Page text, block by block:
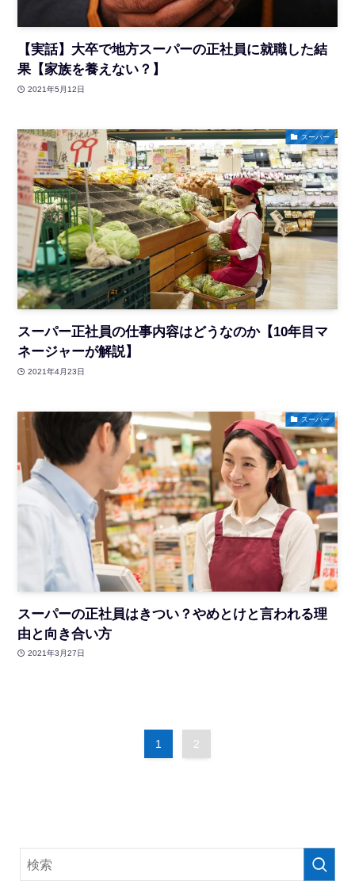
【実話】大卒で地方スーパーの正社員に就職した結
果【家族を養えない？】
2021年5月12日
スーパー
スーパー正社員の仕事内容はどうなのか【10年目マ
ネージャーが解説】
2021年4月23日
スーパー
スーパーの正社員はきつい？やめとけと言われる理
由と向き合い方
2021年3月27日
1 2